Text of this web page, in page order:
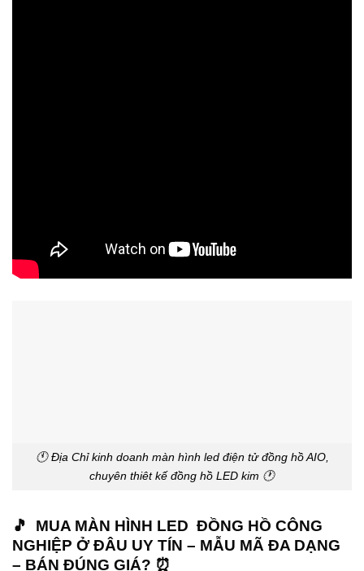
🕚 Địa Chỉ kinh doanh màn hình led điện tử đồng hồ AIO,
chuyên thiêt kế đồng hồ LED kim 🕐
🎵 MUA MÀN HÌNH LED ĐỒNG HỒ CÔNG
NGHIỆP Ở ĐÂU UY TÍN – MẪU MÃ ĐA DẠNG
– BÁN ĐÚNG GIÁ? ⏰